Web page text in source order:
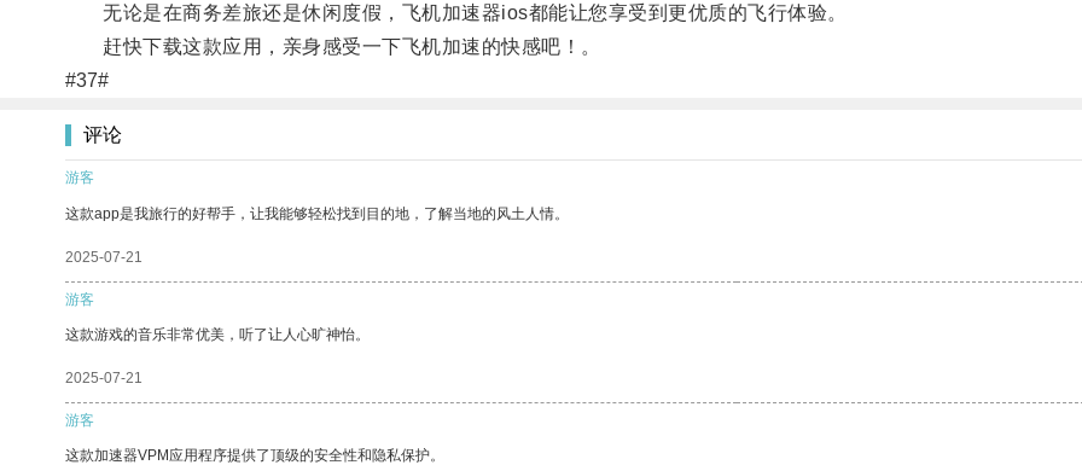
无论是在商务差旅还是休闲度假，飞机加速器ios都能让您享受到更优质的飞行体验。
赶快下载这款应用，亲身感受一下飞机加速的快感吧！。
#37#
评论
游客
这款app是我旅行的好帮手，让我能够轻松找到目的地，了解当地的风土人情。
2025-07-21
游客
这款游戏的音乐非常优美，听了让人心旷神怡。
2025-07-21
游客
这款加速器VPM应用程序提供了顶级的安全性和隐私保护。